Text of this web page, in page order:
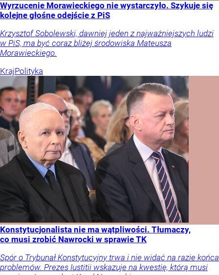
Wyrzucenie Morawieckiego nie wystarczyło. Szykuje się
kolejne głośne odejście z PiS
Krzysztof Sobolewski, dawniej jeden z najważniejszych ludzi
w PiS, ma być coraz bliżej środowiska Mateusza
Morawieckiego.
KrajPolityka
Konstytucjonalista nie ma wątpliwości. Tłumaczy,
co musi zrobić Nawrocki w sprawie TK
Spór o Trybunał Konstytucyjny trwa i nie widać na razie końca
problemów. Prezes Iustitii wskazuje na kwestię, którą musi